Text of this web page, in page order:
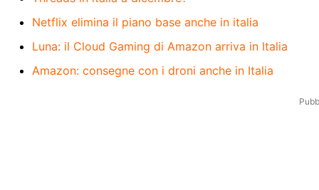
Netflix elimina il piano base anche in italia
Luna: il Cloud Gaming di Amazon arriva in Italia
Amazon: consegne con i droni anche in Italia